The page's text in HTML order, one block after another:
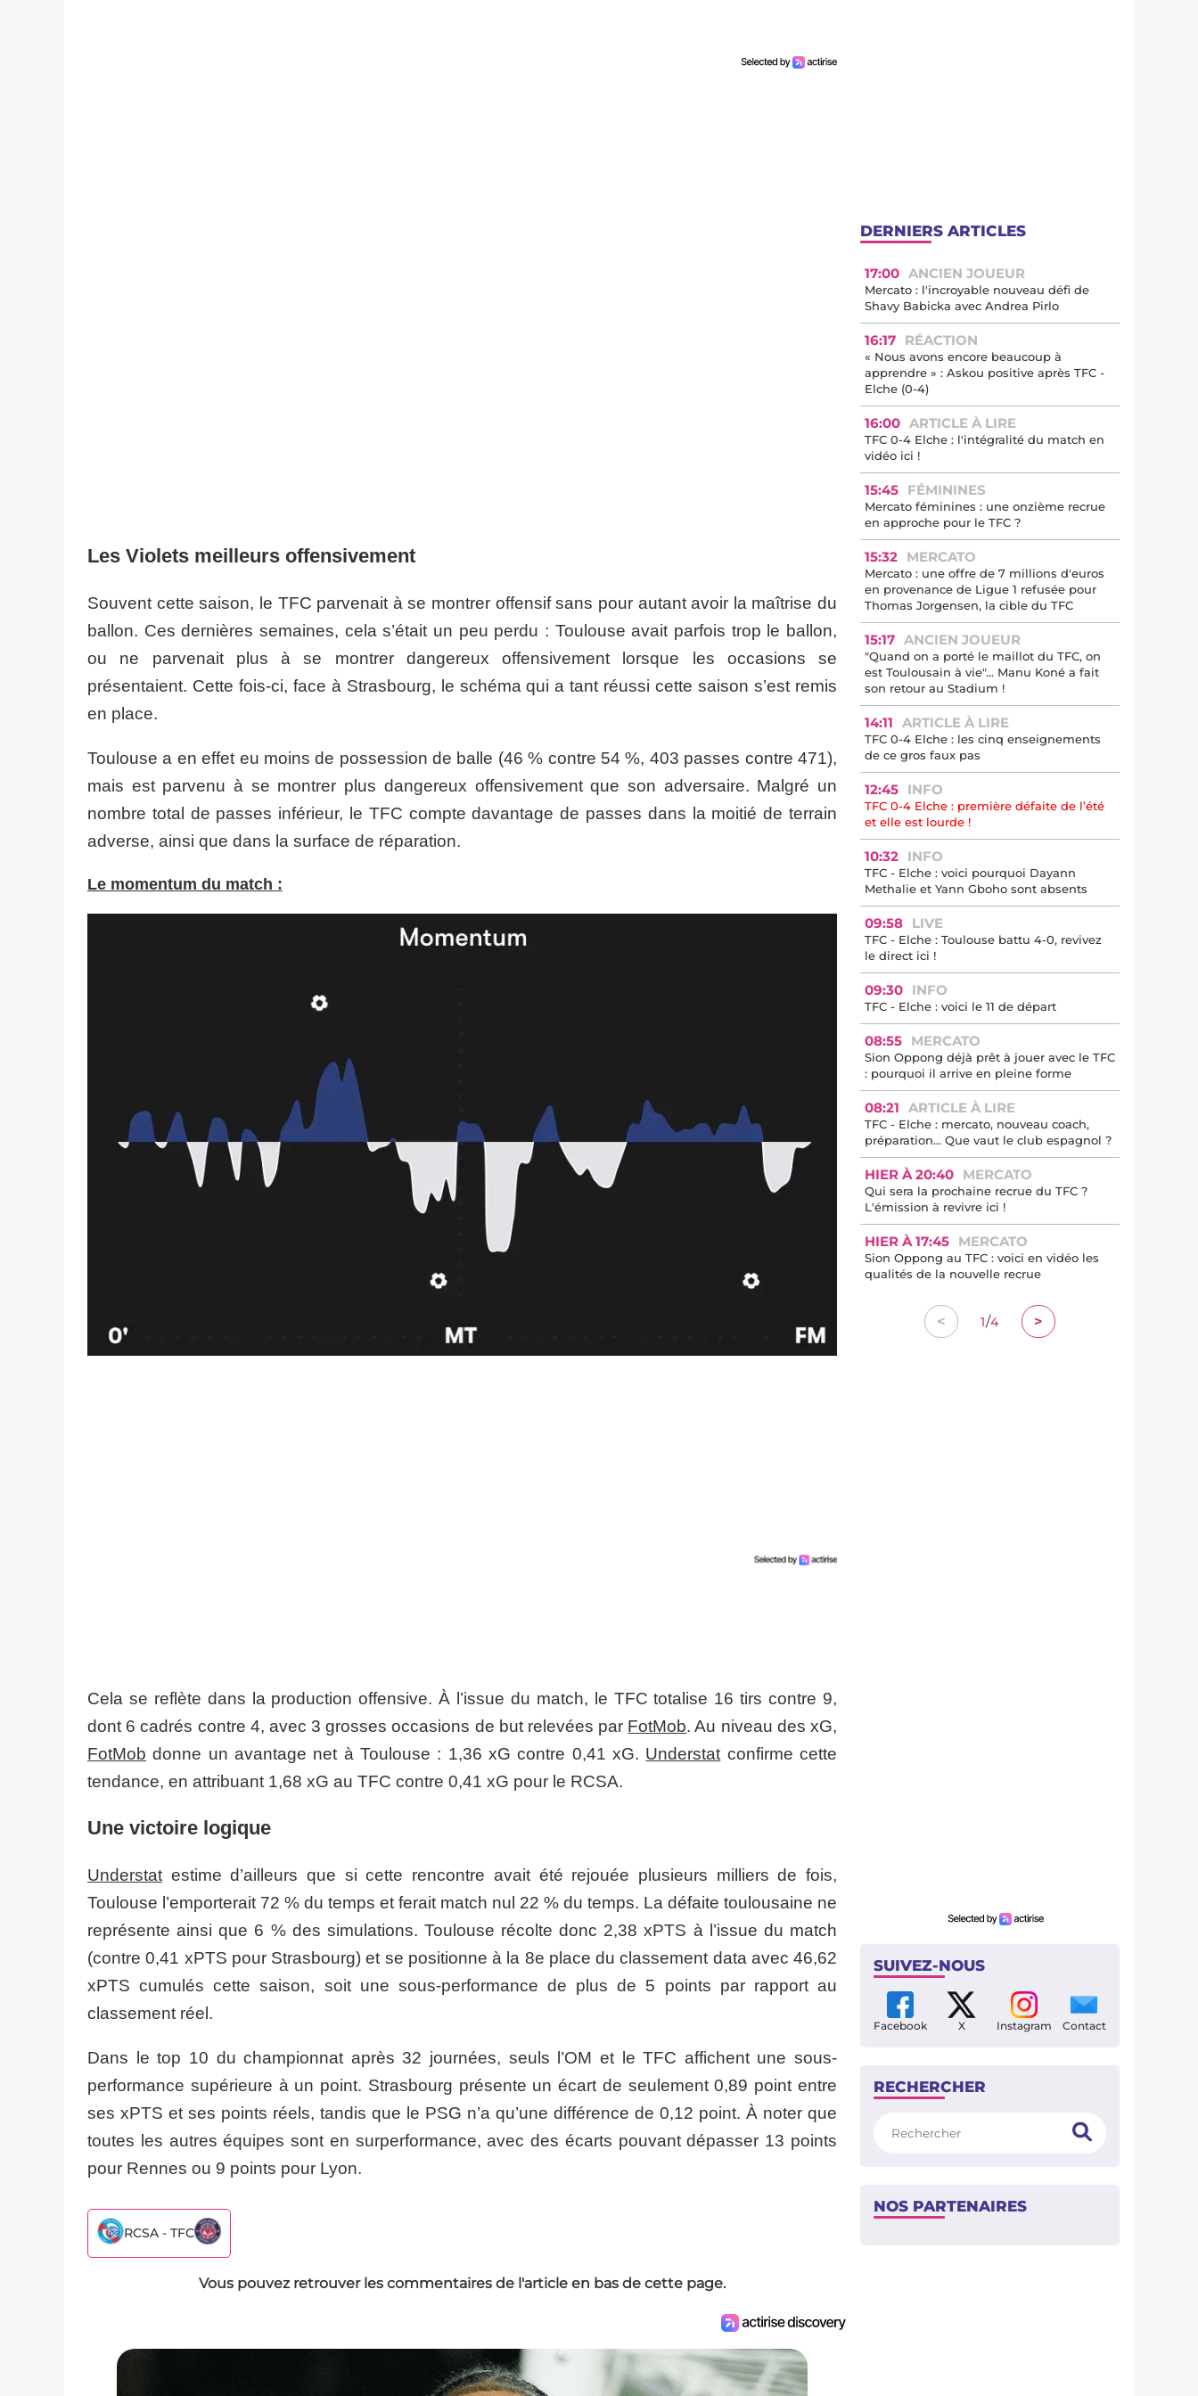
Les Violets meilleurs offensivement
Souvent cette saison, le TFC parvenait à se montrer offensif sans pour autant avoir la maîtrise du
ballon. Ces dernières semaines, cela s’était un peu perdu : Toulouse avait parfois trop le ballon,
ou ne parvenait plus à se montrer dangereux offensivement lorsque les occasions se
présentaient. Cette fois-ci, face à Strasbourg, le schéma qui a tant réussi cette saison s’est remis
en place.
Toulouse a en effet eu moins de possession de balle (46 % contre 54 %, 403 passes contre 471),
mais est parvenu à se montrer plus dangereux offensivement que son adversaire. Malgré un
nombre total de passes inférieur, le TFC compte davantage de passes dans la moitié de terrain
adverse, ainsi que dans la surface de réparation.
Le momentum du match :
Cela se reflète dans la production offensive. À l’issue du match, le TFC totalise 16 tirs contre 9,
dont 6 cadrés contre 4, avec 3 grosses occasions de but relevées par FotMob. Au niveau des xG,
FotMob donne un avantage net à Toulouse : 1,36 xG contre 0,41 xG. Understat confirme cette
tendance, en attribuant 1,68 xG au TFC contre 0,41 xG pour le RCSA.
Une victoire logique
Understat estime d’ailleurs que si cette rencontre avait été rejouée plusieurs milliers de fois,
Toulouse l’emporterait 72 % du temps et ferait match nul 22 % du temps. La défaite toulousaine ne
représente ainsi que 6 % des simulations. Toulouse récolte donc 2,38 xPTS à l’issue du match
(contre 0,41 xPTS pour Strasbourg) et se positionne à la 8e place du classement data avec 46,62
xPTS cumulés cette saison, soit une sous-performance de plus de 5 points par rapport au
classement réel.
Dans le top 10 du championnat après 32 journées, seuls l’OM et le TFC affichent une sous-
performance supérieure à un point. Strasbourg présente un écart de seulement 0,89 point entre
ses xPTS et ses points réels, tandis que le PSG n’a qu’une différence de 0,12 point. À noter que
toutes les autres équipes sont en surperformance, avec des écarts pouvant dépasser 13 points
pour Rennes ou 9 points pour Lyon.
RCSA - TFC
Vous pouvez retrouver les commentaires de l'article en bas de cette page.
DERNIERS ARTICLES
17:00 ANCIEN JOUEUR
Mercato : l'incroyable nouveau défi de
Shavy Babicka avec Andrea Pirlo
16:17 RÉACTION
« Nous avons encore beaucoup à
apprendre » : Askou positive après TFC -
Elche (0-4)
16:00 ARTICLE À LIRE
TFC 0-4 Elche : l'intégralité du match en
vidéo ici !
15:45 FÉMININES
Mercato féminines : une onzième recrue
en approche pour le TFC ?
15:32 MERCATO
Mercato : une offre de 7 millions d'euros
en provenance de Ligue 1 refusée pour
Thomas Jorgensen, la cible du TFC
15:17 ANCIEN JOUEUR
"Quand on a porté le maillot du TFC, on
est Toulousain à vie"... Manu Koné a fait
son retour au Stadium !
14:11 ARTICLE À LIRE
TFC 0-4 Elche : les cinq enseignements
de ce gros faux pas
12:45 INFO
TFC 0-4 Elche : première défaite de l’été
et elle est lourde !
10:32 INFO
TFC - Elche : voici pourquoi Dayann
Methalie et Yann Gboho sont absents
09:58 LIVE
TFC - Elche : Toulouse battu 4-0, revivez
le direct ici !
09:30 INFO
TFC - Elche : voici le 11 de départ
08:55 MERCATO
Sion Oppong déjà prêt à jouer avec le TFC
: pourquoi il arrive en pleine forme
08:21 ARTICLE À LIRE
TFC - Elche : mercato, nouveau coach,
préparation… Que vaut le club espagnol ?
HIER À 20:40 MERCATO
Qui sera la prochaine recrue du TFC ?
L'émission à revivre ici !
HIER À 17:45 MERCATO
Sion Oppong au TFC : voici en vidéo les
qualités de la nouvelle recrue
< 1/4 >
SUIVEZ-NOUS
Facebook X Instagram Contact
RECHERCHER
NOS PARTENAIRES